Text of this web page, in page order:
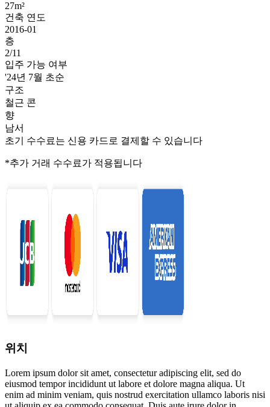
27m²
건축 연도
2016-01
층
2/11
입주 가능 여부
'24년 7월 초순
구조
철근 콘
향
남서
초기 수수료는 신용 카드로 결제할 수 있습니다
*추가 거래 수수료가 적용됩니다
위치
Lorem ipsum dolor sit amet, consectetur adipiscing elit, sed do
eiusmod tempor incididunt ut labore et dolore magna aliqua. Ut
enim ad minim veniam, quis nostrud exercitation ullamco laboris nisi